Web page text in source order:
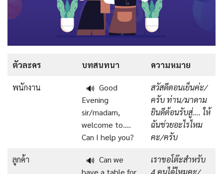
ตัวละคร บทสนทนา ความหมาย
พนักงาน 🔊 Good
Evening
sir/madam,
welcome to….
Can I help you?
สวัสดีตอนเย็นค่ะ/
ครับ ท่าน/มาดาม
ยินดีต้อนรับสู่…. ให้
ฉันช่วยอะไรไหม
คะ/ครับ
ลูกค้า 🔊 Can we
have a table for
เราขอโต๊ะสำหรับ
4 คนได้ไหมคะ/